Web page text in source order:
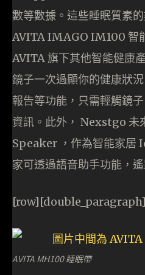
數等數據。這些睡眠質素
AVITA IMAGO IM100 智
AVITA 旗下其他智能健康
鏡子一次過顯你的健康狀
報告等功能，只需輕觸鏡
資訊。此外， Nexstgo
Speaker ，作為智能家居
家可透過語音助手功能，
[row][double_paragraph]
AVITA MH100 睡眠帶